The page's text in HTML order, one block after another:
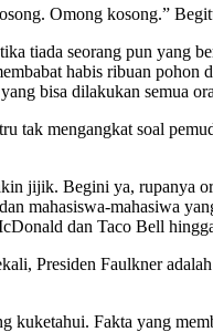
Omong kosong.”
tiada seorang pun yang
habis ribuan
bisa dilakukan semua
tak mengangkat soal
jijik. Begini ya, rupanya
mahasiswa-mahasiwa
dan Taco Bell
Presiden Faulkner
kuketahui. Fakta yang